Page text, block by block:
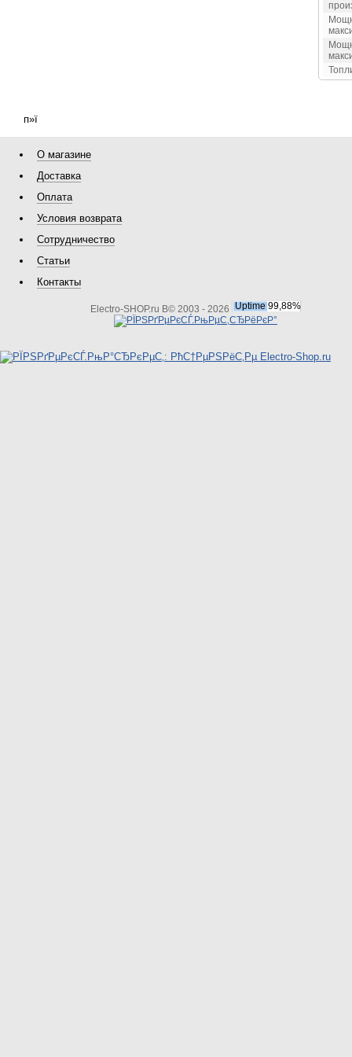
п»ї
О магазине
Доставка
Оплата
Условия возврата
Сотрудничество
Статьи
Контакты
Electro-SHOP.ru В© 2003 - 2026